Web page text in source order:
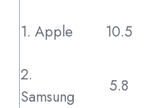
1. Apple 10.5
2.
Samsung
5.8